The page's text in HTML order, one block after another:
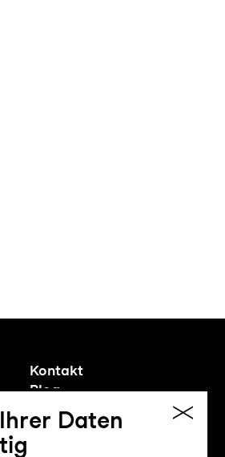
Kontakt
Blog
PresseDaten